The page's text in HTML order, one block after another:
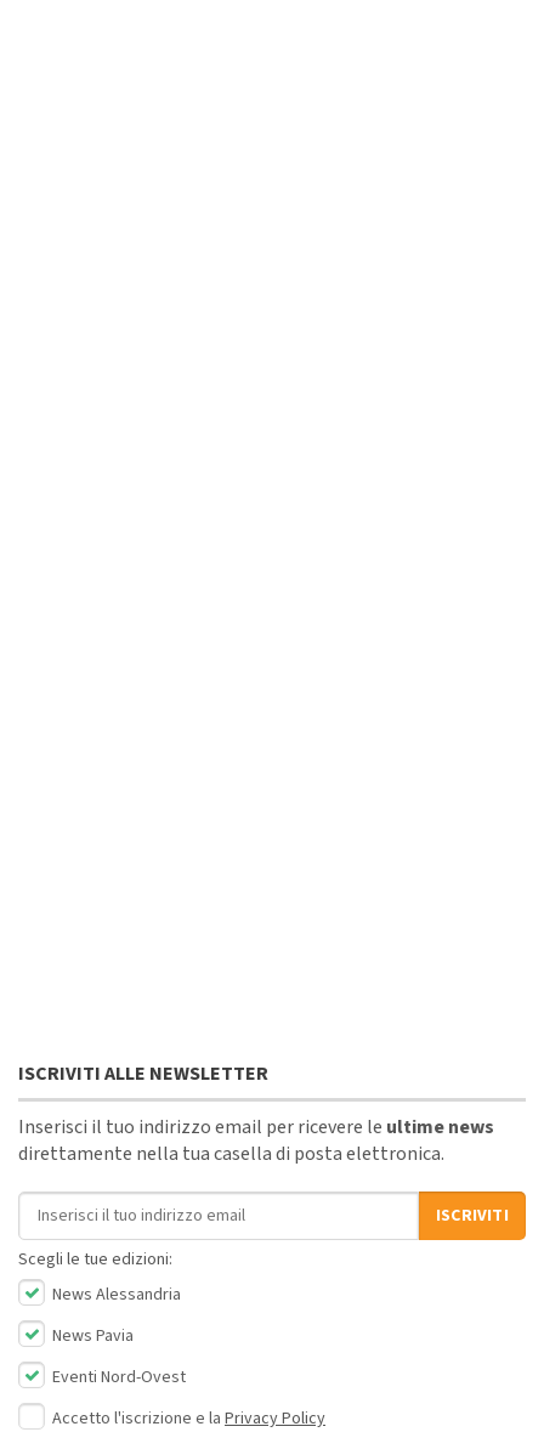
ISCRIVITI ALLE NEWSLETTER
Inserisci il tuo indirizzo email per ricevere le ultime news
direttamente nella tua casella di posta elettronica.
Indirizzo email
ISCRIVITI
Scegli le tue edizioni:
News Alessandria
News Pavia
Eventi Nord-Ovest
Accetto l'iscrizione e la Privacy Policy